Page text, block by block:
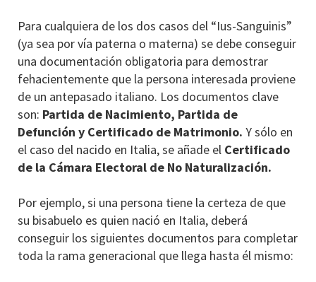
Para cualquiera de los dos casos del “Ius-Sanguinis”
(ya sea por vía paterna o materna) se debe conseguir
una documentación obligatoria para demostrar
fehacientemente que la persona interesada proviene
de un antepasado italiano. Los documentos clave
son: Partida de Nacimiento, Partida de
Defunción y Certificado de Matrimonio. Y sólo en
el caso del nacido en Italia, se añade el Certificado
de la Cámara Electoral de No Naturalización.
Por ejemplo, si una persona tiene la certeza de que
su bisabuelo es quien nació en Italia, deberá
conseguir los siguientes documentos para completar
toda la rama generacional que llega hasta él mismo: